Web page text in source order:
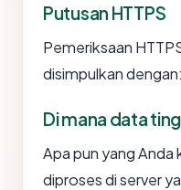
Putusan HTTPS
Pemeriksaan
disimpulkan
Di mana data
Apa pun yang Anda
diproses di server